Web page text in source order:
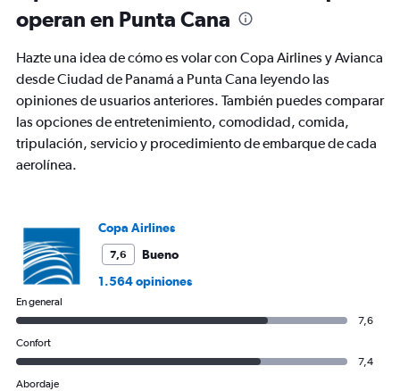
36.
operan en Punta Cana
Hazte una idea de cómo es volar con Copa Airlines y Avianca
desde Ciudad de Panamá a Punta Cana leyendo las
opiniones de usuarios anteriores. También puedes comparar
las opciones de entretenimiento, comodidad, comida,
tripulación, servicio y procedimiento de embarque de cada
aerolínea.
Copa Airlines
7,6
Bueno
1.564 opiniones
En general
7,6
Confort
7,4
Abordaje